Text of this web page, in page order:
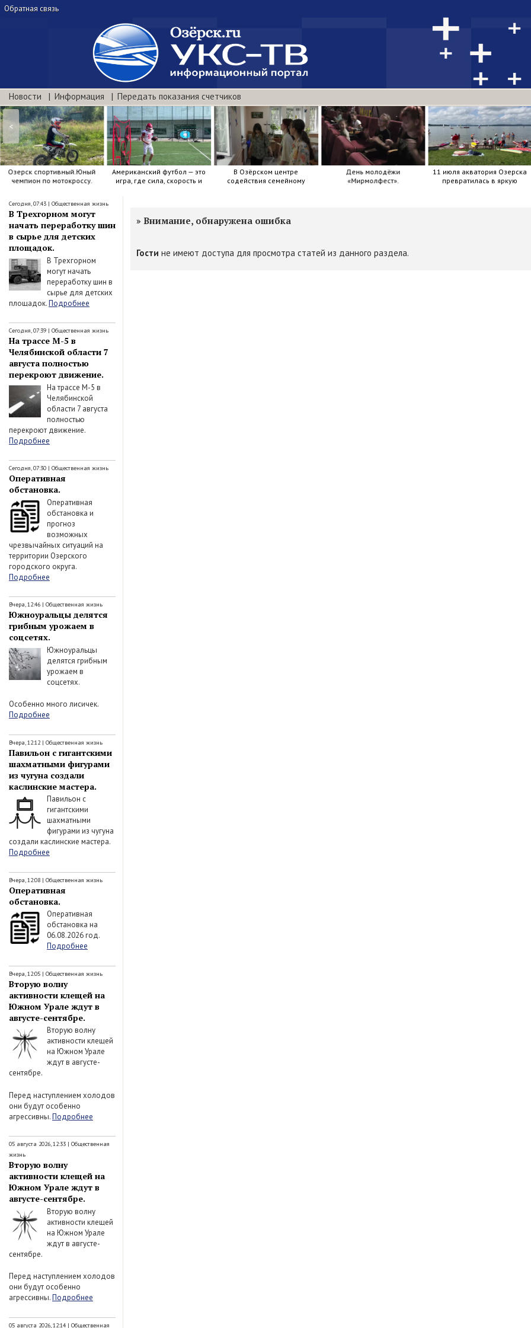
Обратная связь
Новости Информация Передать показания счетчиков
Озерск спортивный.Юный
чемпион по мотокроссу.
Американский футбол — это
игра, где сила, скорость и
В Озёрском центре
содействия семейному
День молодёжи
«Мирмолфест».
11 июля акватория Озерска
превратилась в яркую
<
Сегодня, 07:43 | Общественная жизнь
В Трехгорном могут
начать переработку шин
в сырье для детских
площадок.
В Трехгорном
могут начать
переработку шин в
сырье для детских
площадок.Подробнее
Сегодня, 07:39 | Общественная жизнь
На трассе М-5 в
Челябинской области 7
августа полностью
перекроют движение.
На трассе М-5 в
Челябинской
области 7 августа
полностью
перекроют движение.
Подробнее
Сегодня, 07:30 | Общественная жизнь
Оперативная
обстановка.
Оперативная
обстановка и
прогноз
возможных
чрезвычайных ситуаций на
территории Озерского
городского округа.
Подробнее
Вчера, 12:46 | Общественная жизнь
Южноуральцы делятся
грибным урожаем в
соцсетях.
Южноуральцы
делятся грибным
урожаем в
соцсетях.
Особенно много лисичек.
Подробнее
Вчера, 12:12 | Общественная жизнь
Павильон с гигантскими
шахматными фигурами
из чугуна создали
каслинские мастера.
Павильон с
гигантскими
шахматными
фигурами из чугуна
создали каслинские мастера.
Подробнее
Вчера, 12:08 | Общественная жизнь
Оперативная
обстановка.
Оперативная
обстановка на
06.08.2026 год.
Подробнее
Вчера, 12:05 | Общественная жизнь
Вторую волну
активности клещей на
Южном Урале ждут в
августе-сентябре.
Вторую волну
активности клещей
на Южном Урале
ждут в августе-
сентябре.
Перед наступлением холодов
они будут особенно
агрессивны.Подробнее
05 августа 2026, 12:33 | Общественная
жизнь
Вторую волну
активности клещей на
Южном Урале ждут в
августе-сентябре.
Вторую волну
активности клещей
на Южном Урале
ждут в августе-
сентябре.
Перед наступлением холодов
они будут особенно
агрессивны.Подробнее
05 августа 2026, 12:14 | Общественная
» Внимание, обнаружена ошибка
Гости не имеют доступа для просмотра статей из данного раздела.